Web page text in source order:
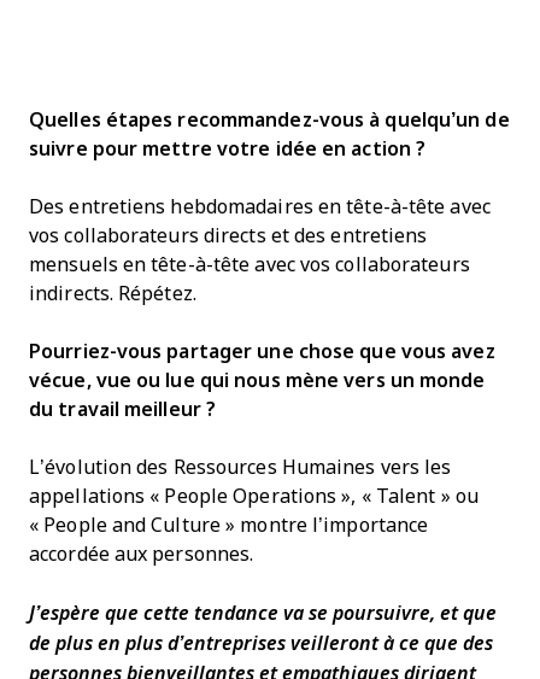
Quelles étapes recommandez-vous à quelqu’un de
suivre pour mettre votre idée en action ?
Des entretiens hebdomadaires en tête-à-tête avec
vos collaborateurs directs et des entretiens
mensuels en tête-à-tête avec vos collaborateurs
indirects. Répétez.
Pourriez-vous partager une chose que vous avez
vécue, vue ou lue qui nous mène vers un monde
du travail meilleur ?
L’évolution des Ressources Humaines vers les
appellations « People Operations », « Talent » ou
« People and Culture » montre l’importance
accordée aux personnes.
J’espère que cette tendance va se poursuivre, et que
de plus en plus d’entreprises veilleront à ce que des
personnes bienveillantes et empathiques dirigent